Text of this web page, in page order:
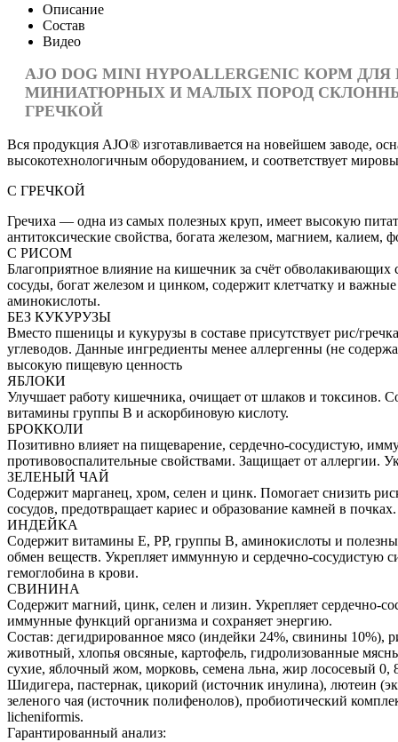
Описание
Состав
Видео
AJO DOG MINI HYPOALLERGENIC КОРМ
МИНИАТЮРНЫХ И МАЛЫХ ПОРОД
ГРЕЧКОЙ
Вся продукция AJO® изготавливается на новейшем заводе,
высокотехнологичным оборудованием, и соответствует
C ГРЕЧКОЙ
Гречиха — одна из самых полезных круп, имеет высокую
антитоксические свойства, богата железом, магнием,
С РИСОМ
Благоприятное влияние на кишечник за счёт обволакивающих
сосуды, богат железом и цинком, содержит клетчатку и
аминокислоты.
БЕЗ КУКУРУЗЫ
Вместо пшеницы и кукурузы в составе присутствует рис/
углеводов. Данные ингредиенты менее аллергенны (не
высокую пищевую ценность
ЯБЛОКИ
Улучшает работу кишечника, очищает от шлаков и токсинов.
витамины группы B и аскорбиновую кислоту.
БРОККОЛИ
Позитивно влияет на пищеварение, сердечно-сосудистую,
противовоспалительные свойствами. Защищает от аллергии.
ЗЕЛЕНЫЙ ЧАЙ
Содержит марганец, хром, селен и цинк. Помогает снизить
сосудов, предотвращает кариес и образование камней в почках.
ИНДЕЙКА
Содержит витамины E, PP, группы B, аминокислоты и
обмен веществ. Укрепляет иммунную и сердечно-сосудистую
гемоглобина в крови.
СВИНИНА
Содержит магний, цинк, селен и лизин. Укрепляет сердечно-
иммунные функций организма и сохраняет энергию.
Состав: дегидрированное мясо (индейки 24%, свинины 10%),
животный, хлопья овсяные, картофель, гидролизованные
сухие, яблочный жом, морковь, семена льна, жир лососевый 0,
Шидигера, пастернак, цикорий (источник инулина), лютеин
зеленого чая (источник полифенолов), пробиотический
licheniformis.
Гарантированный анализ: